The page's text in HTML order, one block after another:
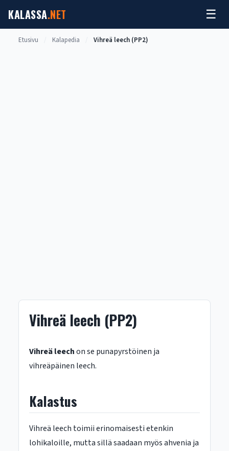
sisältöön
KALASSA.NET ☰
Etusivu Kalapedia Vihreä leech (PP2)
Vihreä leech (PP2)
Vihreä leechon se punapyrstöinen ja
vihreäpäinen leech.
Kalastus
Vihreä leech toimii erinomaisesti etenkin
lohikaloille, mutta sillä saadaan myös ahvenia ja